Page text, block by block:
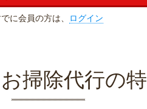
に会員の方は、 ログイン
掃除代行の